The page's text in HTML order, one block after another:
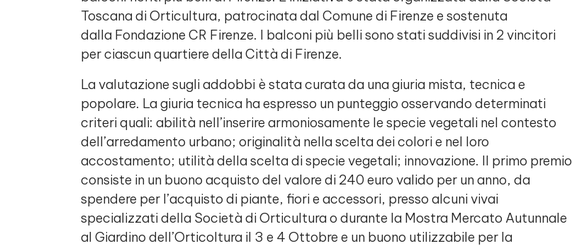
Toscana di Orticultura, patrocinata dal Comune di Firenze e sostenuta
dalla Fondazione CR Firenze. I balconi più belli sono stati suddivisi in 2 vincitori
per ciascun quartiere della Città di Firenze.
La valutazione sugli addobbi è stata curata da una giuria mista, tecnica e
popolare. La giuria tecnica ha espresso un punteggio osservando determinati
criteri quali: abilità nell’inserire armoniosamente le specie vegetali nel contesto
dell’arredamento urbano; originalità nella scelta dei colori e nel loro
accostamento; utilità della scelta di specie vegetali; innovazione. Il primo premio
consiste in un buono acquisto del valore di 240 euro valido per un anno, da
spendere per l’acquisto di piante, fiori e accessori, presso alcuni vivai
specializzati della Società di Orticultura o durante la Mostra Mercato Autunnale
al Giardino dell’Orticoltura il 3 e 4 Ottobre e un buono utilizzabile per la